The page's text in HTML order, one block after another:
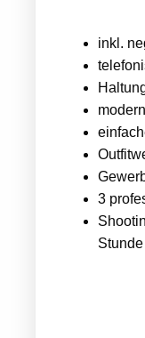
inkl.
3
Stunde